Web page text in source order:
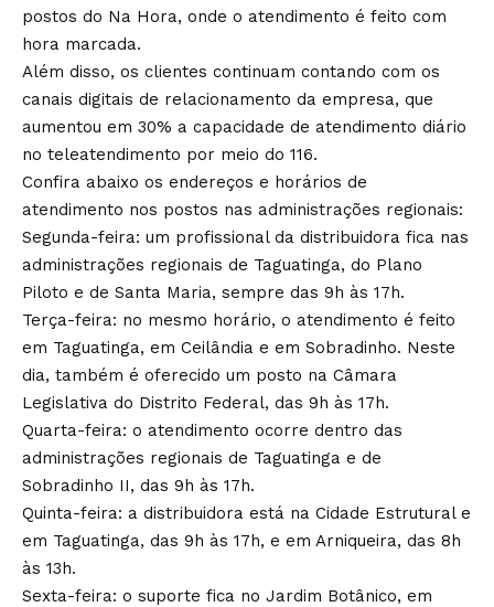
postos do Na Hora, onde o atendimento é feito com
hora marcada.
Além disso, os clientes continuam contando com os
canais digitais de relacionamento da empresa, que
aumentou em 30% a capacidade de atendimento diário
no teleatendimento por meio do 116.
Confira abaixo os endereços e horários de
atendimento nos postos nas administrações regionais:
Segunda-feira: um profissional da distribuidora fica nas
administrações regionais de Taguatinga, do Plano
Piloto e de Santa Maria, sempre das 9h às 17h.
Terça-feira: no mesmo horário, o atendimento é feito
em Taguatinga, em Ceilândia e em Sobradinho. Neste
dia, também é oferecido um posto na Câmara
Legislativa do Distrito Federal, das 9h às 17h.
Quarta-feira: o atendimento ocorre dentro das
administrações regionais de Taguatinga e de
Sobradinho II, das 9h às 17h.
Quinta-feira: a distribuidora está na Cidade Estrutural e
em Taguatinga, das 9h às 17h, e em Arniqueira, das 8h
às 13h.
​Sexta-feira: o suporte fica no Jardim Botânico, em